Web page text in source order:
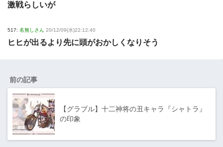
激戦らしいが
517: 名無しさん 20/12/09(水)22:12:40
ヒヒが出るより先に頭がおかしくなりそう
前の記事
【グラブル】十二神将の丑キャラ『シャトラ』
の印象